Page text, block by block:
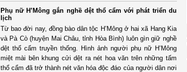
Phụ nữ H’Mông gắn nghề dệt thổ cẩm với phát triển du
lịch
Từ bao đời nay, đồng bào dân tộc H’Mông ở hai xã Hang Kia
và Pà Cò (huyện Mai Châu, tỉnh Hòa Bình) luôn gìn giữ nghề
dệt thổ cẩm truyền thống. Hình ảnh người phụ nữ H’Mông
miệt mài bên khung cửi dệt ra nét hoa văn trên những tấm
thổ cẩm đã trở thành nét văn hóa độc đáo của người dân nơi